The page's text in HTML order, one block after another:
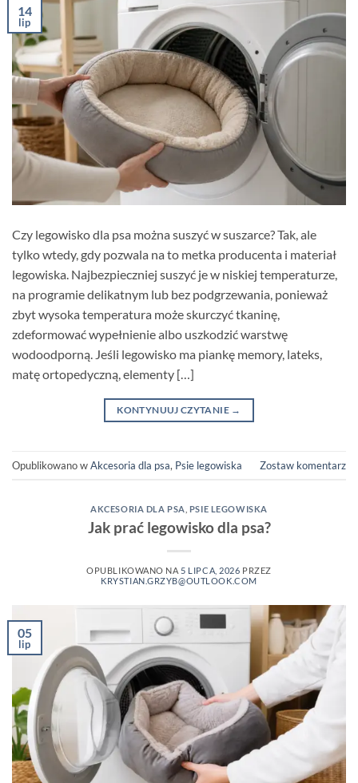
14
lip
Czy legowisko dla psa można suszyć w suszarce? Tak, ale
tylko wtedy, gdy pozwala na to metka producenta i materiał
legowiska. Najbezpieczniej suszyć je w niskiej temperaturze,
na programie delikatnym lub bez podgrzewania, ponieważ
zbyt wysoka temperatura może skurczyć tkaninę,
zdeformować wypełnienie albo uszkodzić warstwę
wodoodporną. Jeśli legowisko ma piankę memory, lateks,
matę ortopedyczną, elementy […]
KONTYNUUJ CZYTANIE →
Opublikowano wAkcesoria dla psa, Psie legowiska Zostaw komentarz
AKCESORIA DLA PSA PSIE LEGOWISKA
Jak prać legowisko dla psa?
OPUBLIKOWANO NA 5 LIPCA, 2026 PRZEZ
KRYSTIAN.GRZYB@OUTLOOK.COM
05
lip